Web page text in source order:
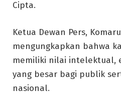
Cipta.
Ketua Dewan Pers,
mengungkapkan bahwa
memiliki nilai intelektual,
yang besar bagi publik
nasional.